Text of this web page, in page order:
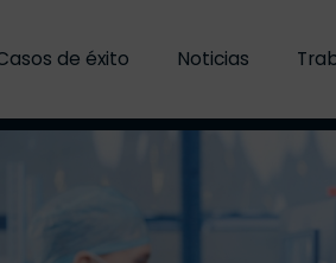
de éxito Noticias